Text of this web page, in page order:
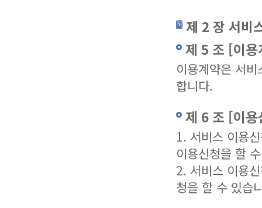
제 2 장 서비
제 5 조 [이
이용계약은 서
합니다.
제 6 조 [이
1. 서비스 이용
이용신청을 할
2. 서비스 이용
청을 할 수 있습